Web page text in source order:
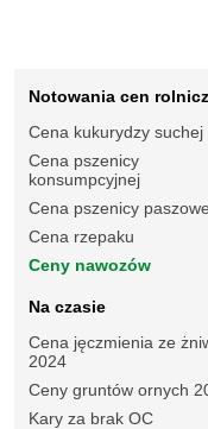
Notowania cen
Cena kukurydzy suchej
Cena pszenicy
konsumpcyjnej
Cena pszenicy
Cena rzepaku
Ceny nawozów
Na czasie
Cena jęczmienia ze
2024
Ceny gruntów ornych
Kary za brak OC